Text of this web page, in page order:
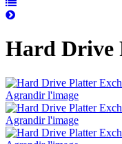
Hard Drive
Agrandir l'image
Agrandir l'image